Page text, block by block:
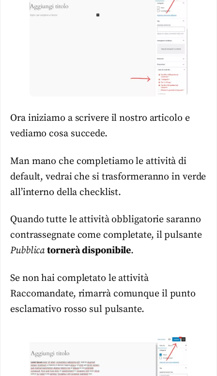
Ora iniziamo a scrivere il nostro articolo e
vediamo cosa succede.
Man mano che completiamo le attività di
default, vedrai che si trasformeranno in verde
all’interno della checklist.
Quando tutte le attività obbligatorie saranno
contrassegnate come completate, il pulsante
Pubblicatornerà disponibile.
Se non hai completato le attività
Raccomandate, rimarrà comunque il punto
esclamativo rosso sul pulsante.